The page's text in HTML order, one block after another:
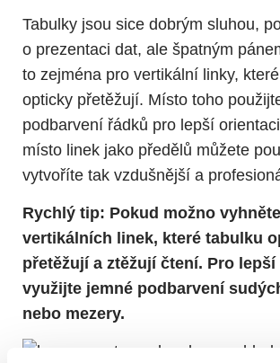
Tabulky jsou sice dobrým sluhou,
o prezentaci dat, ale špatným
to zejména pro vertikální linky,
opticky přetěžují. Místo toho
podbarvení řádků pro lepší
místo linek jako předělů můžete
vytvoříte tak vzdušnější a
Rychlý tip: Pokud možno
vertikálních linek, které tabulku
přetěžují a ztěžují čtení. Pro
využijte jemné podbarvení
nebo mezery.